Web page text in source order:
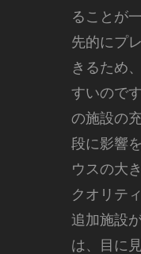
ることが
先的にプ
きるため
すいので
の施設の
段に影響
ウスの大
クオリテ
追加施設
は、目に